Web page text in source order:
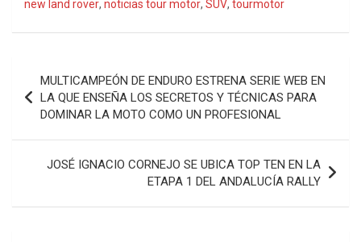
new land rover, noticias tour motor, SUV, tourmotor
Navegación
de
entradas
MULTICAMPEÓN DE ENDURO ESTRENA SERIE WEB EN
LA QUE ENSEÑA LOS SECRETOS Y TÉCNICAS PARA
DOMINAR LA MOTO COMO UN PROFESIONAL
JOSÉ IGNACIO CORNEJO SE UBICA TOP TEN EN LA
ETAPA 1 DEL ANDALUCÍA RALLY